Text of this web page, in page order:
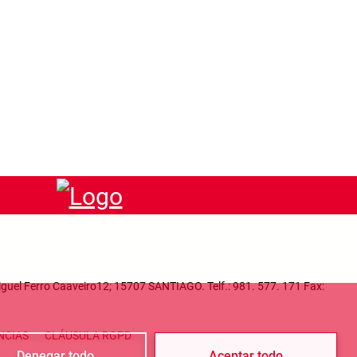
Ferro Caaveiro12; 15707 SANTIAGO. Telf.: 981. 577. 171 Fax:
CLÁUSULA RGPD